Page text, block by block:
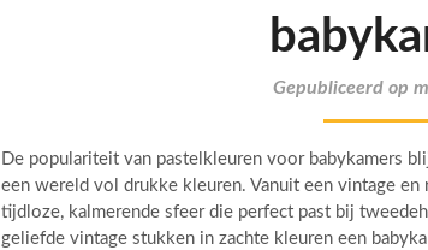
Gepubliceerd op
De populariteit van pastelkleuren voor babykamers
een wereld vol drukke kleuren. Vanuit een vintage
tijdloze, kalmerende sfeer die perfect past bij
geliefde vintage stukken in zachte kleuren een